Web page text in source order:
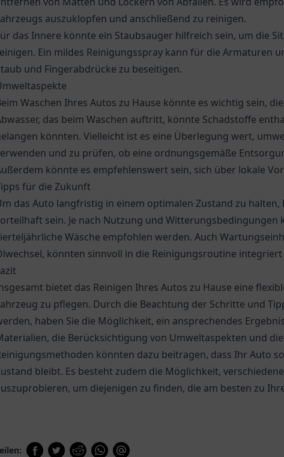
auszuklopfen und anschließend zu reinigen.
das Innere könnte ein Staubsauger hilfreich sein, um die
Ein mildes Reinigungsspray kann für die Armaturen
und Fingerabdrücke zu beseitigen.
Waschen Ihres Autos zu Hause könnte es wichtig sein,
das beim Waschen auftritt, könnte Schadstoffe
könnten. Vielleicht ist es eine Überlegung wert,
und zu prüfen, ob eine ordnungsgemäße
könnte es empfehlenswert sein, sich über lokale
für die Zukunft
das Auto langfristig in einem optimalen Zustand zu
sein. Je nach Nutzung und Witterungsbedingungen
Wäsche empfohlen werden. Auch
könnten sinnvoll in die Reinigungsroutine
bietet das Reinigen Ihres Autos zu Hause eine
zu pflegen. Durch die Beachtung der Schritte und
haben Sie die Möglichkeit, ein ansprechendes
die Berücksichtigung von Umweltaspekten und
könnten dazu beitragen, dass Ihr Auto
bleibt. Es besteht zudem die Möglichkeit,
um diejenigen zu finden, die am besten zu